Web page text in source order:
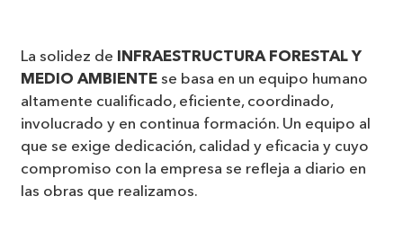
La solidez de INFRAESTRUCTURA FORESTAL Y
MEDIO AMBIENTEse basa en un equipo humano
altamente cualificado, eficiente, coordinado,
involucrado y en continua formación. Un equipo al
que se exige dedicación, calidad y eficacia y cuyo
compromiso con la empresa se refleja a diario en
las obras que realizamos.